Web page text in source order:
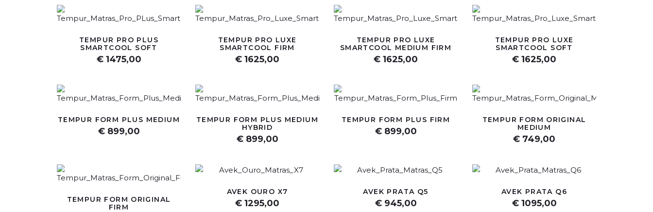
TEMPUR PRO PLUS
SMARTCOOL SOFT
€ 1475,00
TEMPUR PRO LUXE
SMARTCOOL FIRM
€ 1625,00
TEMPUR PRO LUXE
SMARTCOOL MEDIUM FIRM
€ 1625,00
TEMPUR PRO LUXE
SMARTCOOL SOFT
€ 1625,00
TEMPUR FORM PLUS MEDIUM
€ 899,00
TEMPUR FORM PLUS MEDIUM
HYBRID
€ 899,00
TEMPUR FORM PLUS FIRM
€ 899,00
TEMPUR FORM ORIGINAL
MEDIUM
€ 749,00
TEMPUR FORM ORIGINAL
FIRM
AVEK OURO X7
€ 1295,00
AVEK PRATA Q5
€ 945,00
AVEK PRATA Q6
€ 1095,00